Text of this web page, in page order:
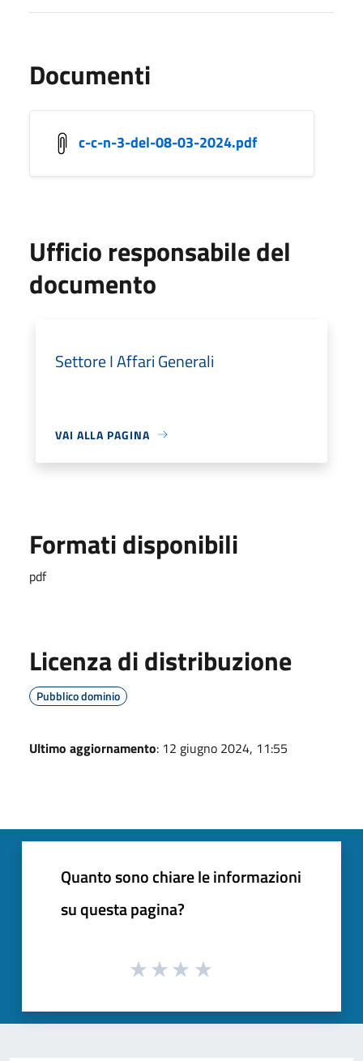
Documenti
c-c-n-3-del-08-03-2024.pdf
Ufficio responsabile del
documento
Settore I Affari Generali
VAI ALLA PAGINA
Formati disponibili
pdf
Licenza di distribuzione
Pubblico dominio
Ultimo aggiornamento: 12 giugno 2024, 11:55
Quanto sono chiare le informazioni
su questa pagina?